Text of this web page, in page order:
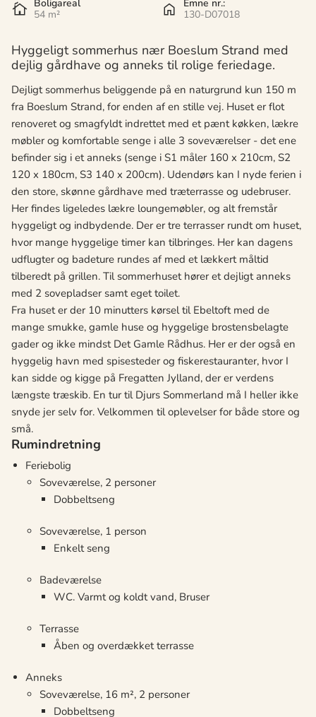
Boligareal
54 m²
Emne nr.:
130-D07018
Hyggeligt sommerhus nær Boeslum Strand med
dejlig gårdhave og anneks til rolige feriedage.
Dejligt sommerhus beliggende på en naturgrund kun 150 m
fra Boeslum Strand, for enden af en stille vej. Huset er flot
renoveret og smagfyldt indrettet med et pænt køkken, lækre
møbler og komfortable senge i alle 3 soveværelser - det ene
befinder sig i et anneks (senge i S1 måler 160 x 210cm, S2
120 x 180cm, S3 140 x 200cm). Udendørs kan I nyde ferien i
den store, skønne gårdhave med træterrasse og udebruser.
Her findes ligeledes lækre loungemøbler, og alt fremstår
hyggeligt og indbydende. Der er tre terrasser rundt om huset,
hvor mange hyggelige timer kan tilbringes. Her kan dagens
udflugter og badeture rundes af med et lækkert måltid
tilberedt på grillen. Til sommerhuset hører et dejligt anneks
med 2 sovepladser samt eget toilet.
Fra huset er der 10 minutters kørsel til Ebeltoft med de
mange smukke, gamle huse og hyggelige brostensbelagte
gader og ikke mindst Det Gamle Rådhus. Her er der også en
hyggelig havn med spisesteder og fiskerestauranter, hvor I
kan sidde og kigge på Fregatten Jylland, der er verdens
længste træskib. En tur til Djurs Sommerland må I heller ikke
snyde jer selv for. Velkommen til oplevelser for både store og
små.
Rumindretning
Feriebolig
Soveværelse, 2 personer
Dobbeltseng
Soveværelse, 1 person
Enkelt seng
Badeværelse
WC. Varmt og koldt vand, Bruser
Terrasse
Åben og overdækket terrasse
Anneks
Soveværelse, 16 m², 2 personer
Dobbeltseng